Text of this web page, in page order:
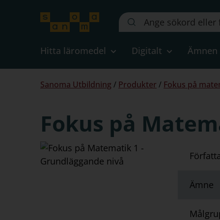
Sök
på
webbplatsen::
Hitta läromedel Digitalt Ämnen
Du
Sanoma Utbildning / Produkter / Fokus på
Fokus på
Ämne